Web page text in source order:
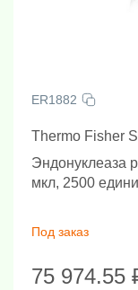
ER1882
Thermo Fisher
Эндонуклеаза
мкл, 2500
Под заказ
75 974.55